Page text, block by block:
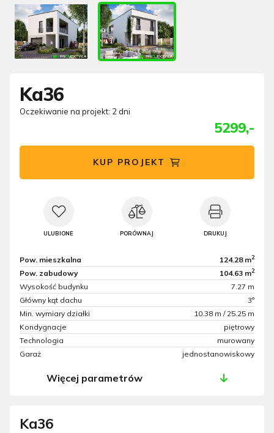
Ka36
Ka36
Oczekiwanie na projekt: 2 dni
5299,-
KUP PROJEKT
ULUBIONE PORÓWNAJ DRUKUJ
Pow. mieszkalna 124.28 m2
Pow. zabudowy 104.63 m2
Wysokość budynku
7.27 m
Główny kąt dachu
3°
Min. wymiary działki
10.38 m / 25.25 m
Kondygnacje
piętrowy
Technologia
murowany
Garaż
jednostanowiskowy
Więcej parametrów